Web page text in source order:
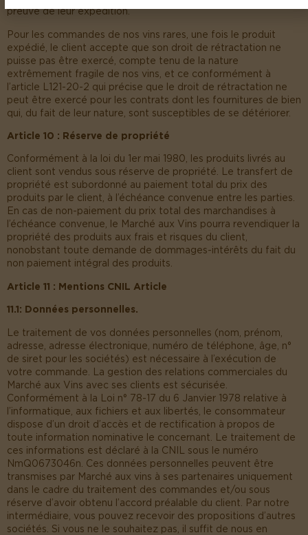
preuve de leur expédition.
Pour les commandes de nos vins rares, une fois le produit
expédié, le client accepte que son droit de rétractation ne
puisse pas être exercé, compte tenu de la nature
extrêmement fragile de nos vins, et ce conformément à
l’article L121-20-2 qui précise que le droit de rétractation ne
peut être exercé pour les contrats dont les fournitures de bien
qui, du fait de leur nature, sont susceptibles de se détériorer.
Article 10 : Réserve de propriété
Conformément à la loi du 1er mai 1980, les produits livrés au
client sont vendus sous réserve de propriété. Le transfert de
propriété est subordonné au paiement total du prix des
produits par le client, à l’échéance convenue entre les parties.
En cas de non-paiement du prix total des marchandises à
l’échéance convenue, le Marché aux Vins pourra revendiquer la
propriété des produits aux frais et risques du client,
nonobstant toute demande de dommages-intérêts du fait du
non paiement intégral des produits.
Article 11 : Mentions CNIL Article
11.1: Données personnelles.
Le traitement de vos données personnelles (nom, prénom,
adresse, adresse électronique, numéro de téléphone, âge, n°
de siret pour les sociétés) est nécessaire à l’exécution de
votre commande. La gestion des relations commerciales du
Marché aux Vins avec ses clients est sécurisée.
Conformément à la Loi n° 78-17 du 6 Janvier 1978 relative à
l’informatique, aux fichiers et aux libertés, le consommateur
dispose d’un droit d’accès et de rectification à propos de
toute information nominative le concernant. Le traitement de
ces informations est déclaré à la CNIL sous le numéro
NmQ0673046n. Ces données personnelles peuvent être
transmises par Marché aux vins à ses partenaires uniquement
dans le cadre du traitement des commandes et/ou sous
réserve d’avoir obtenu l’accord préalable du client. Par notre
intermédiaire, vous pouvez recevoir des propositions d’autres
sociétés. Si vous ne le souhaitez pas, il suffit de nous en